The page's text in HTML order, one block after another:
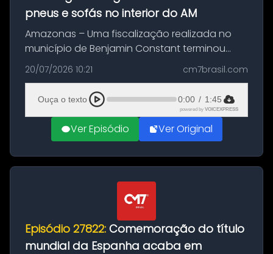
pneus e sofás no interior do AM
Amazonas – Uma fiscalização realizada no
município de Benjamin Constant terminou
com a apreensão de aproximadamente 115
quilos de entorpecentes em uma
embarcação atracada no porto da cidade. O
materia...
20/07/2026 10:21 cm7brasil.com
Ouça o texto 0:00 / 1:45
powered by VOICEXPRESS
Ver Episódio Ver Original
Episódio 27822: Comemoração do título
mundial da Espanha acaba em